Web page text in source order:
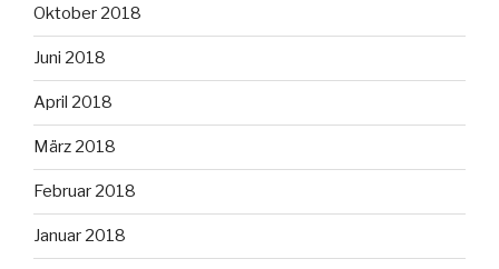
Oktober 2018
Juni 2018
April 2018
März 2018
Februar 2018
Januar 2018